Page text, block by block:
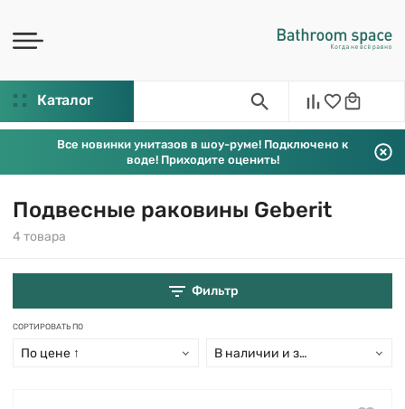
Каталог
Все новинки унитазов в шоу-руме! Подключено к
воде! Приходите оценить!
Подвесные раковины Geberit
4 товара
Фильтр
СОРТИРОВАТЬ ПО
По цене ↑ В наличии и заказ свыше 15 дн